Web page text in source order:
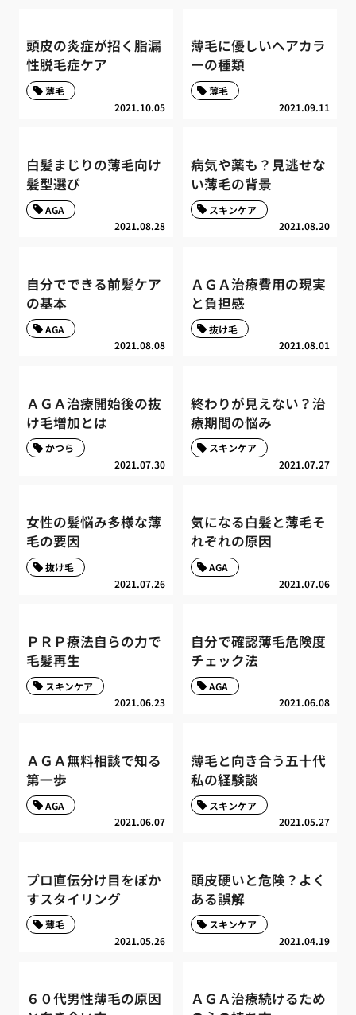
頭皮の炎症が招く脂漏
性脱毛症ケア
2021.10.05
薄毛
薄毛に優しいヘアカラ
ーの種類
2021.09.11
薄毛
白髪まじりの薄毛向け
髪型選び
2021.08.28
AGA
病気や薬も？見逃せな
い薄毛の背景
2021.08.20
スキンケア
自分でできる前髪ケア
の基本
2021.08.08
AGA
ＡＧＡ治療費用の現実
と負担感
2021.08.01
抜け毛
ＡＧＡ治療開始後の抜
け毛増加とは
2021.07.30
かつら
終わりが見えない？治
療期間の悩み
2021.07.27
スキンケア
女性の髪悩み多様な薄
毛の要因
2021.07.26
抜け毛
気になる白髪と薄毛そ
れぞれの原因
2021.07.06
AGA
ＰＲＰ療法自らの力で
毛髪再生
2021.06.23
スキンケア
自分で確認薄毛危険度
チェック法
2021.06.08
AGA
ＡＧＡ無料相談で知る
第一歩
2021.06.07
AGA
薄毛と向き合う五十代
私の経験談
2021.05.27
スキンケア
プロ直伝分け目をぼか
すスタイリング
2021.05.26
薄毛
頭皮硬いと危険？よく
ある誤解
2021.04.19
スキンケア
６０代男性薄毛の原因
ＡＧＡ治療続けるため